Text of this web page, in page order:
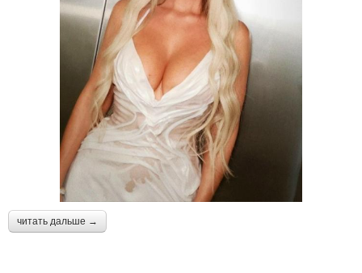
читать дальше →